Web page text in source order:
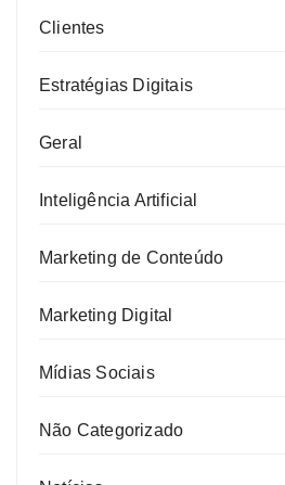
Clientes
Estratégias Digitais
Geral
Inteligência Artificial
Marketing de Conteúdo
Marketing Digital
Mídias Sociais
Não Categorizado